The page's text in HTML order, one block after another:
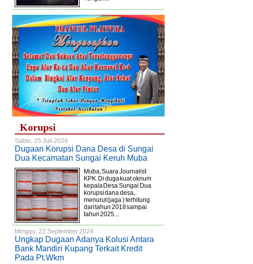
Korupsi
Sabtu, 25 Juli 2026
Dugaan Korupsi Dana Desa di Sungai
Dua Kecamatan Sungai Keruh Muba
Muba, Suara Journalist
KPK. Di duga kuat oknum
kepala Desa Sungai Dua
korupsi dana desa,.
menurut (jaga ) terhitung
dari tahun 2018 sampai
tahun 2025...
Minggu, 22 September 2024
Ungkap Dugaan Adanya Kolusi Antara
Bank Mandiri Kupang Terkait Kredit
Pada Pt.Wkm